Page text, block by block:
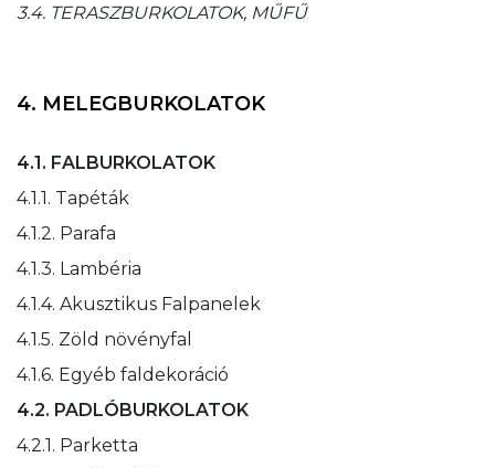
3.4. TERASZBURKOLATOK, MŰFŰ
4. MELEGBURKOLATOK
4.1. FALBURKOLATOK
4.1.1. Tapéták
4.1.2. Parafa
4.1.3. Lambéria
4.1.4. Akusztikus Falpanelek
4.1.5. Zöld növényfal
4.1.6. Egyéb faldekoráció
4.2. PADLÓBURKOLATOK
4.2.1. Parketta